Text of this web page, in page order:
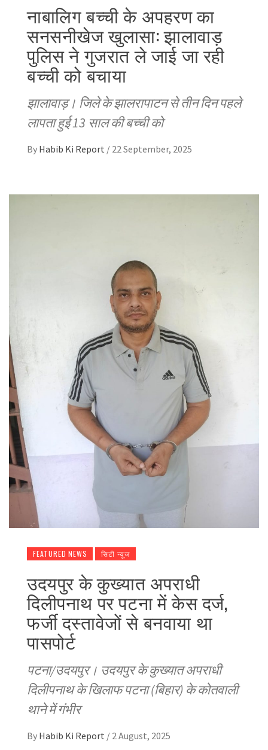
नाबालिग बच्ची के अपहरण का
सनसनीखेज खुलासा: झालावाड़
पुलिस ने गुजरात ले जाई जा रही
बच्ची को बचाया
झालावाड़। जिले के झालरापाटन से तीन दिन पहले
लापता हुई 13 साल की बच्ची को
By Habib Ki Report / 22 September, 2025
FEATURED NEWS सिटी न्यूज
उदयपुर के कुख्यात अपराधी
दिलीपनाथ पर पटना में केस दर्ज,
फर्जी दस्तावेजों से बनवाया था
पासपोर्ट
पटना/उदयपुर। उदयपुर के कुख्यात अपराधी
दिलीपनाथ के खिलाफ पटना (बिहार) के कोतवाली
थाने में गंभीर
By Habib Ki Report / 2 August, 2025